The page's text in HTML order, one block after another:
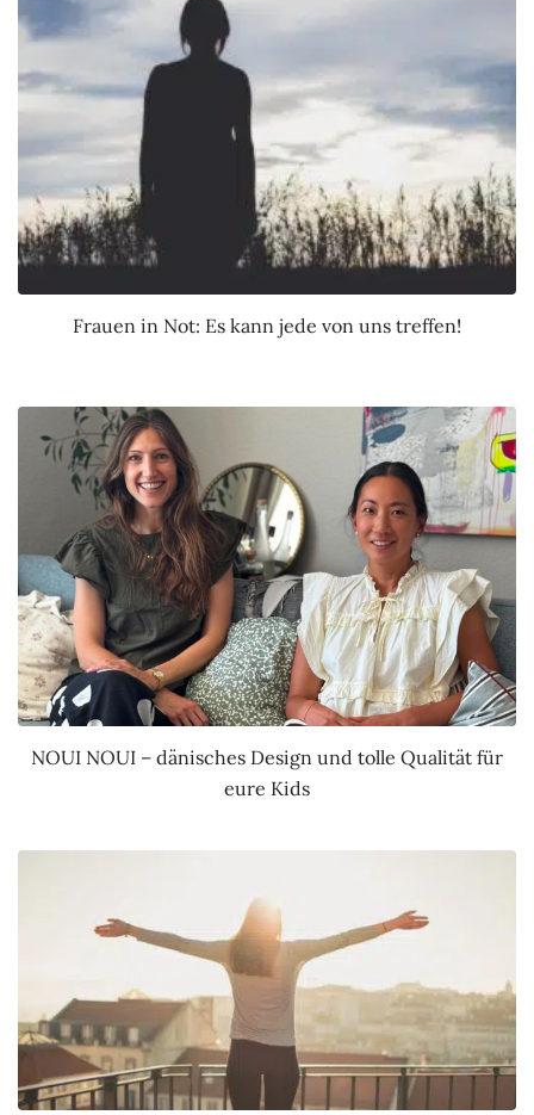
Frauen in Not: Es kann jede von uns treffen!
NOUI NOUI – dänisches Design und tolle Qualität für
eure Kids